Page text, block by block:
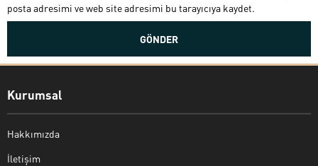
posta adresimi ve web site adresimi bu tarayıcıya kaydet.
Kurumsal
Hakkımızda
İletişim